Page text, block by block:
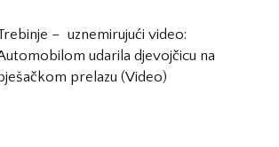
– uznemirujući video:
udarila djevojčicu na
prelazu (Video)